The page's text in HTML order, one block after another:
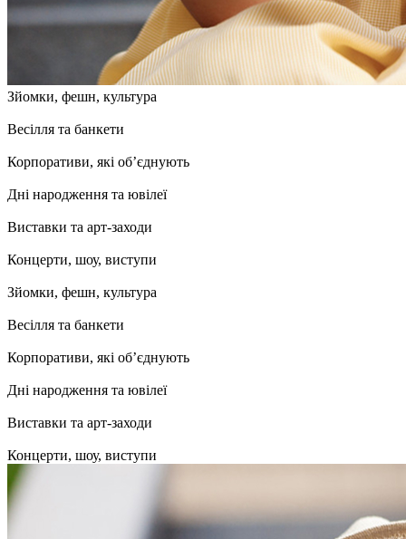
Зйомки, фешн, культура
Весілля та банкети
Корпоративи, які об’єднують
Дні народження та ювілеї
Виставки та арт-заходи
Концерти, шоу, виступи
Зйомки, фешн, культура
Весілля та банкети
Корпоративи, які об’єднують
Дні народження та ювілеї
Виставки та арт-заходи
Концерти, шоу, виступи